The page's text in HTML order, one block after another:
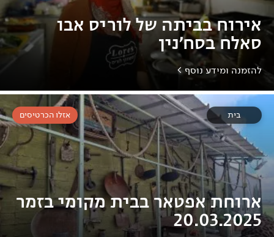
אירוח בביתה של לוריס אבו
סאלח בסח'נין
להזמנה ומידע נוסף >
בית אזלו הכרטיסים
ארוחת אפטאר בבית מקומי בזמר
20.03.2025